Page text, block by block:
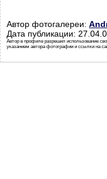
Автор фотогалереи:
Дата публикации:
Автор в профиле разрешил использование
указанием автора фотографии и ссылки на